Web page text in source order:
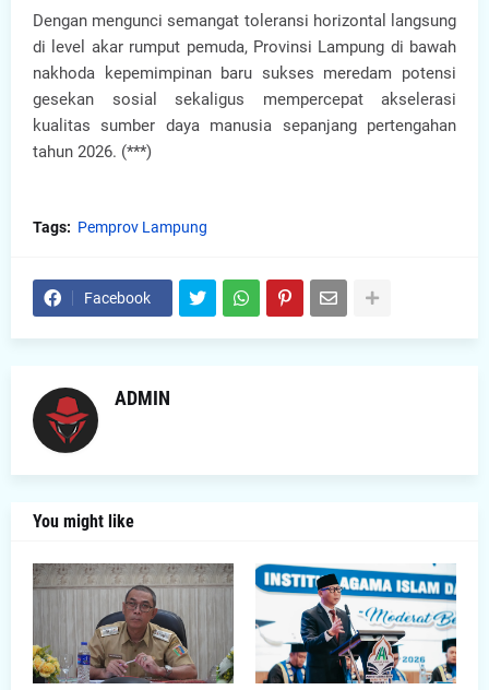
Dengan mengunci semangat toleransi horizontal langsung
di level akar rumput pemuda, Provinsi Lampung di bawah
nakhoda kepemimpinan baru sukses meredam potensi
gesekan sosial sekaligus mempercepat akselerasi
kualitas sumber daya manusia sepanjang pertengahan
tahun 2026. (***)
Tags: Pemprov Lampung
Facebook
ADMIN
You might like